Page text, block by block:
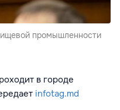
промышленности
в городе
infotag.md